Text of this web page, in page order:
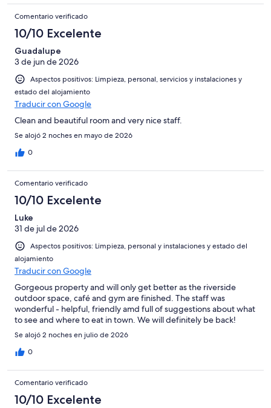
Comentario verificado
10/10 Excelente
Guadalupe
3 de jun de 2026
Aspectos positivos: Limpieza, personal, servicios y instalaciones y
estado del alojamiento
Traducir con Google
Clean and beautiful room and very nice staff.
Se alojó 2 noches en mayo de 2026
0
Comentario verificado
10/10 Excelente
Luke
31 de jul de 2026
Aspectos positivos: Limpieza, personal y instalaciones y estado del
alojamiento
Traducir con Google
Gorgeous property and will only get better as the riverside
outdoor space, café and gym are finished. The staff was
wonderful - helpful, friendly amd full of suggestions about what
to see and where to eat in town. We will definitely be back!
Se alojó 2 noches en julio de 2026
0
Comentario verificado
10/10 Excelente